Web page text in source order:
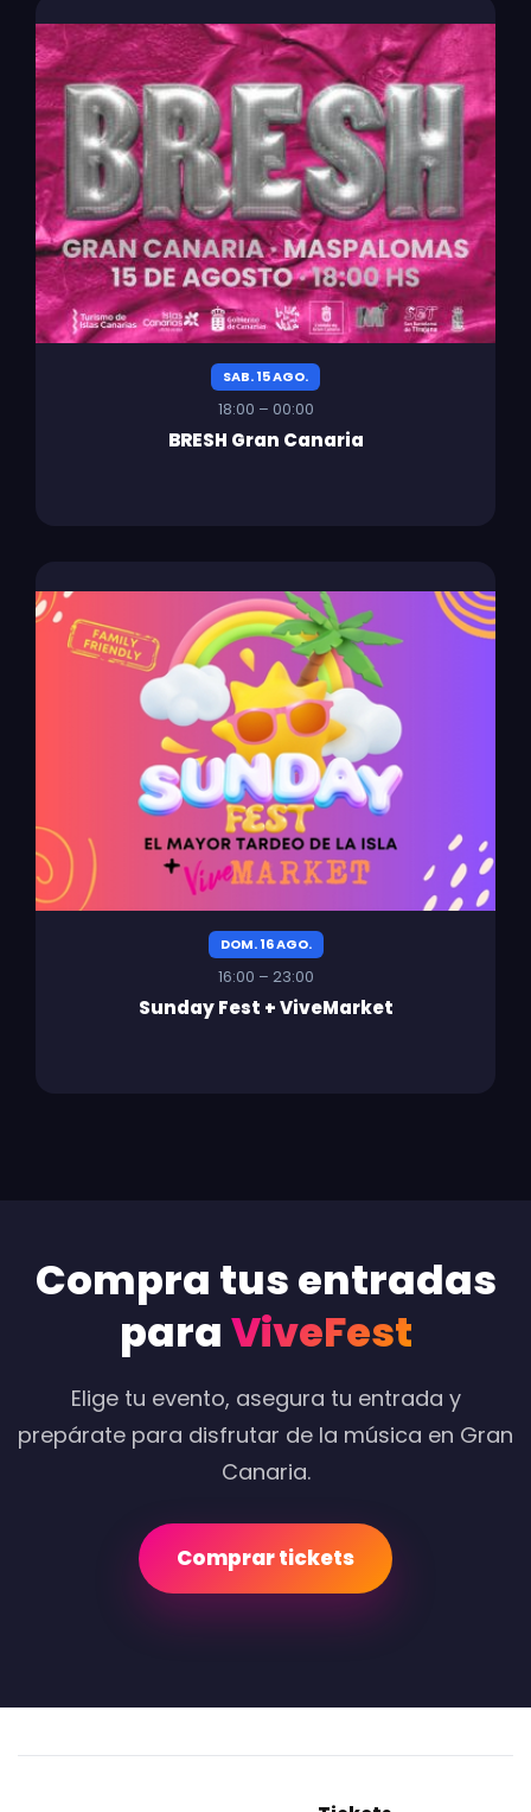
SAB. 15 AGO.
18:00 – 00:00
BRESH Gran Canaria
DOM. 16 AGO.
16:00 – 23:00
Sunday Fest + ViveMarket
Compra tus entradas
paraViveFest
Elige tu evento, asegura tu entrada y
prepárate para disfrutar de la música en Gran
Canaria.
Comprar tickets